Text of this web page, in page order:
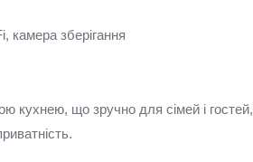
камера зберігання
кухнею, що зручно для сімей і гостей,